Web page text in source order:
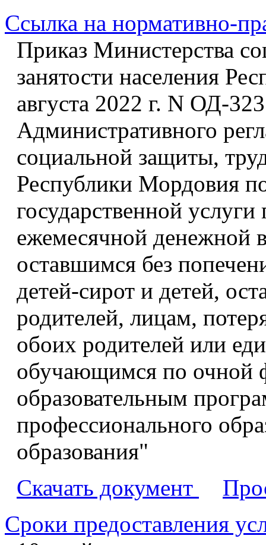
Ссылка на нормативно-
Приказ Министерства
занятости населения
августа 2022 г. N ОД-
Административного
социальной защиты,
Республики Мордовия
государственной
ежемесячной денежной
оставшимся без
детей-сирот и детей,
родителей, лицам,
обоих родителей или
обучающимся по очной
образовательным
профессионального
образования"
Скачать документ
Сроки предоставления